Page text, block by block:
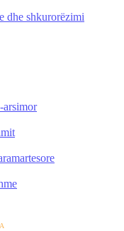
dhe shkurorëzimi
arsimor